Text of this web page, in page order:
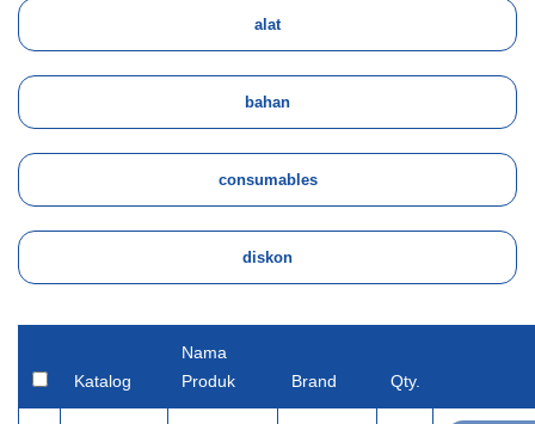
Katalog
Nama
Produk
Brand Qty.